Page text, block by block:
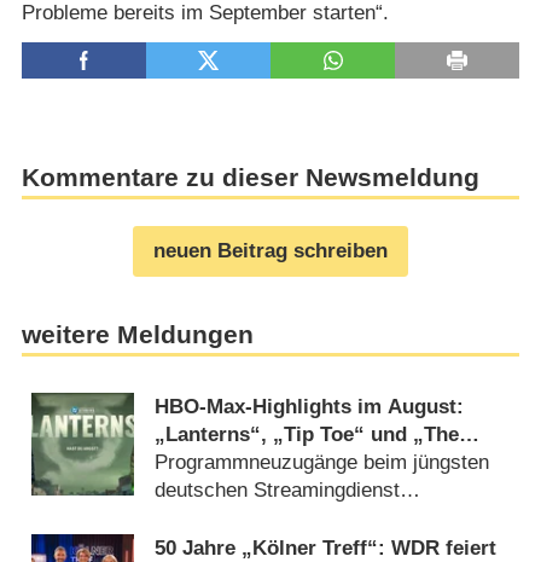
Probleme bereits im September starten“.
Kommentare zu dieser Newsmeldung
neuen Beitrag schreiben
weitere Meldungen
HBO-Max-Highlights im August:
„Lanterns“, „Tip Toe“ und „The
Housemaid“
Programmneuzugänge beim jüngsten
deutschen Streamingdienst
50 Jahre „Kölner Treff“: WDR feiert